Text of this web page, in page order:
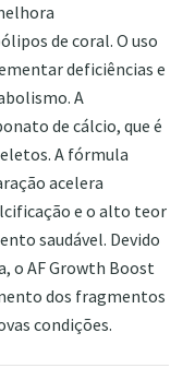
de coral. O uso
deficiências e
A
de cálcio, que é
A fórmula
acelera
e o alto teor
saudável. Devido
o AF Growth Boost
dos fragmentos
condições.